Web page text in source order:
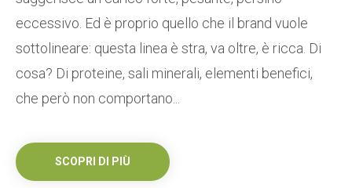
eccessivo. Ed è proprio quello che il brand vuole
sottolineare: questa linea è stra, va oltre, è ricca. Di
cosa? Di proteine, sali minerali, elementi benefici,
che però non comportano...
SCOPRI DI PIÙ